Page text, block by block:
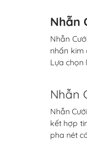
Nhẫn
Nhẫn
nhấn kim
Lựa chọn
Nhẫn
Nhẫn
kết hợp
pha nét